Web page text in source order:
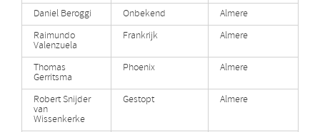
Daniel Beroggi
Onbekend
Almere
Raimundo
Valenzuela
Frankrijk Almere
Thomas
Gerritsma
Phoenix Almere
Robert Snijder
van
Wissenkerke
Gestopt Almere